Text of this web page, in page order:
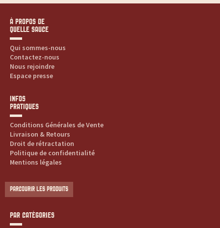
À PROPOS DE
QUELLE SAUCE
Qui sommes-nous
Contactez-nous
Nous rejoindre
Espace presse
INFOS
PRATIQUES
Conditions Générales de Vente
Livraison & Retours
Droit de rétractation
Politique de confidentialité
Mentions légales
PARCOURIR LES PRODUITS
PAR CATÉGORIES